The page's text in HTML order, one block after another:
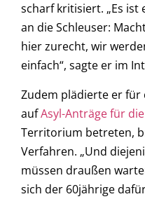
scharf kritisiert. „Es ist
an die Schleuser:
hier zurecht, wir
einfach“, sagte er im
Zudem plädierte er für
aufAsyl-Anträge für die
Territorium betreten,
Verfahren. „Und
müssen draußen
sich der 60jährige